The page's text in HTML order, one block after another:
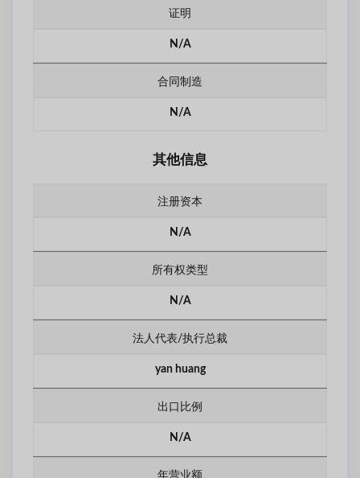
证明
N/A
合同制造
N/A
其他信息
注册资本
N/A
所有权类型
N/A
法人代表/执行总裁
yan huang
出口比例
N/A
年营业额